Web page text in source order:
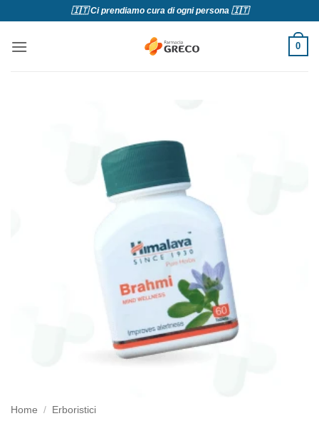
contenuti
🇮🇹 Ci prendiamo cura di ogni persona 🇮🇹
0
Home / Erboristici